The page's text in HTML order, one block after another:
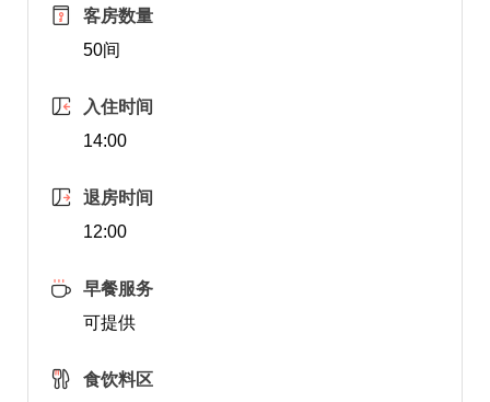
客房数量
50间
入住时间
14:00
退房时间
12:00
早餐服务
可提供
食饮料区